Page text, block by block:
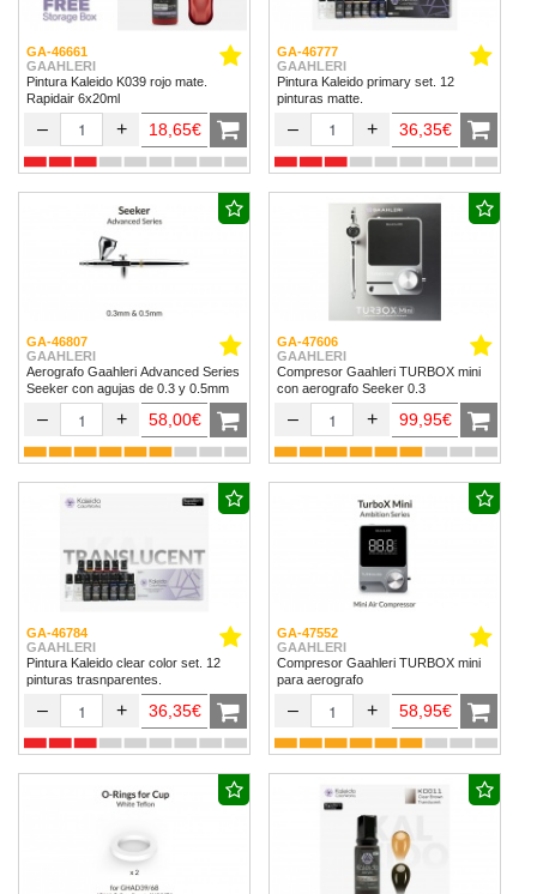
GA-46661
GAAHLERI
Pintura Kaleido K039 rojo mate.
Rapidair 6x20ml
– + 18,65€
GA-46777
GAAHLERI
Pintura Kaleido primary set. 12
pinturas matte.
– + 36,35€
GA-46807
GAAHLERI
Aerografo Gaahleri Advanced Series
Seeker con agujas de 0.3 y 0.5mm
– + 58,00€
GA-47606
GAAHLERI
Compresor Gaahleri TURBOX mini
con aerografo Seeker 0.3
– + 99,95€
GA-46784
GAAHLERI
Pintura Kaleido clear color set. 12
pinturas trasnparentes.
– + 36,35€
GA-47552
GAAHLERI
Compresor Gaahleri TURBOX mini
para aerografo
– + 58,95€